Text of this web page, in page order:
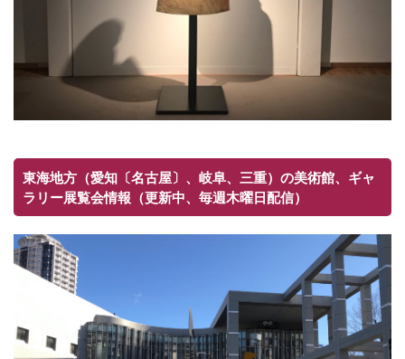
東海地方（愛知〔名古屋〕、岐阜、三重）の美術館、ギャ
ラリー展覧会情報（更新中、毎週木曜日配信）